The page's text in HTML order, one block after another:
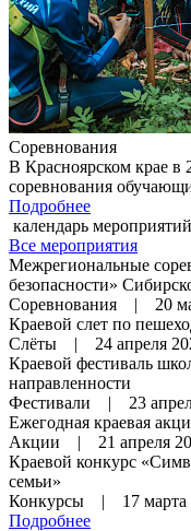
Соревнования
В Красноярском крае в
соревнования
Подробнее
календарь мероприятий
Все мероприятия
Межрегиональные
безопасности»
Соревнования | 20
Краевой слет по
Слёты | 24 апреля
Краевой фестиваль
направленности
Фестивали | 23
Ежегодная краевая
Акции | 21 апреля
Краевой конкурс
семьи»
Конкурсы | 17 марта
Подробнее